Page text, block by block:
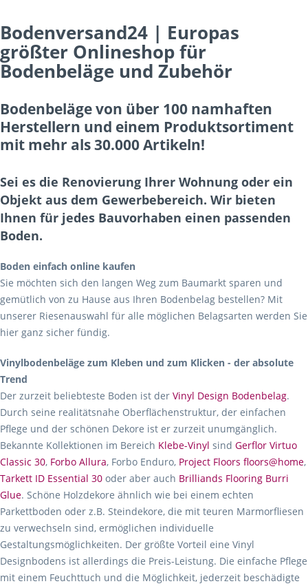
Bodenversand24 | Europas
größter Onlineshop für
Bodenbeläge und Zubehör
Bodenbeläge von über 100 namhaften
Herstellern und einem Produktsortiment
mit mehr als 30.000 Artikeln!
Sei es die Renovierung Ihrer Wohnung oder ein
Objekt aus dem Gewerbebereich. Wir bieten
Ihnen für jedes Bauvorhaben einen passenden
Boden.
Boden einfach online kaufen
Sie möchten sich den langen Weg zum Baumarkt sparen und
gemütlich von zu Hause aus Ihren Bodenbelag bestellen? Mit
unserer Riesenauswahl für alle möglichen Belagsarten werden Sie
hier ganz sicher fündig.
Vinylbodenbeläge zum Kleben und zum Klicken - der absolute
Trend
Der zurzeit beliebteste Boden ist der Vinyl Design Bodenbelag.
Durch seine realitätsnahe Oberflächenstruktur, der einfachen
Pflege und der schönen Dekore ist er zurzeit unumgänglich.
Bekannte Kollektionen im Bereich Klebe-Vinyl sind Gerflor Virtuo
Classic 30, Forbo Allura, Forbo Enduro, Project Floors floors@home,
Tarkett ID Essential 30 oder aber auch Brilliands Flooring Burri
Glue. Schöne Holzdekore ähnlich wie bei einem echten
Parkettboden oder z.B. Steindekore, die mit teuren Marmorfliesen
zu verwechseln sind, ermöglichen individuelle
Gestaltungsmöglichkeiten. Der größte Vorteil eine Vinyl
Designbodens ist allerdings die Preis-Leistung. Die einfache Pflege
mit einem Feuchttuch und die Möglichkeit, jederzeit beschädigte